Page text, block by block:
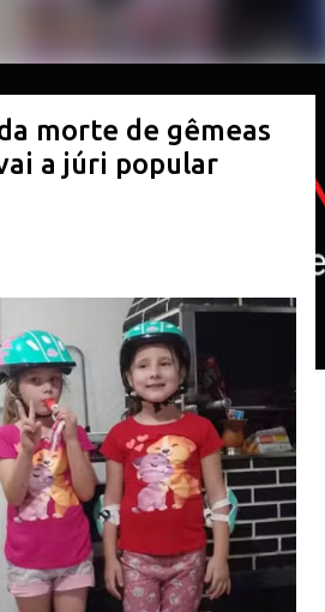
morte de gêmeas
a júri popular